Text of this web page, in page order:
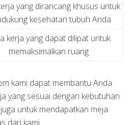
yang dirancang khusus untuk
kesehatan tubuh Anda
kerja yang dapat dilipat untuk
memaksimalkan ruang
kami dapat membantu Anda
yang sesuai dengan kebutuhan
untuk mendapatkan meja
dari kami.